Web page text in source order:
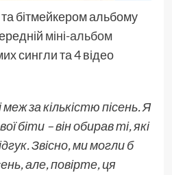
бітмейкером альбому
міні-альбом
сингли та 4 відео
за кількістю пісень. Я
біти – він обирав ті, які
Звісно, ми могли б
але, повірте, ця